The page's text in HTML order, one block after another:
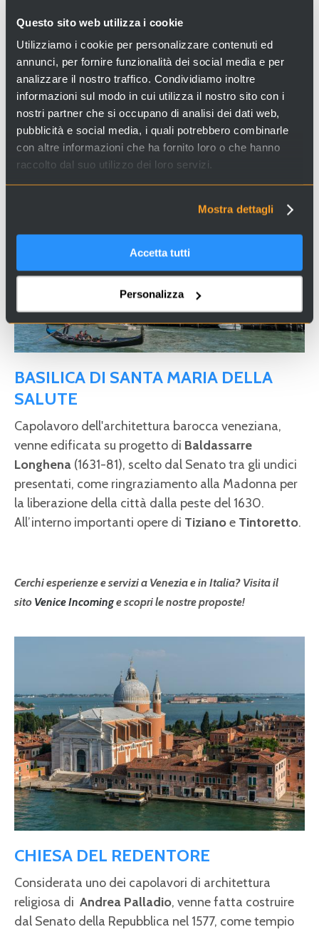
Questo sito web utilizza i cookie
Utilizziamo i cookie per personalizzare contenuti ed
annunci, per fornire funzionalità dei social media e per
analizzare il nostro traffico. Condividiamo inoltre
informazioni sul modo in cui utilizza il nostro sito con i
nostri partner che si occupano di analisi dei dati web,
pubblicità e social media, i quali potrebbero combinarle
con altre informazioni che ha fornito loro o che hanno
raccolto dal suo utilizzo dei loro servizi.
Mostra dettagli
Accetta tutti
Personalizza
All’interno, opere delTiepolo, sculture rococò e una
splendida pala del Piazzetta.
Cerchi esperienze e servizi a Venezia e in Italia? Visita il
sitoVenice Incominge scopri le nostre proposte!
BASILICA DI SANTA MARIA DELLA
SALUTE
Capolavoro dell'architettura barocca veneziana,
venne edificata su progetto di Baldassarre
Longhena (1631-81), scelto dal Senato tra gli undici
presentati, come ringraziamento alla Madonna per
la liberazione della città dalla peste del 1630.
All’interno importanti opere di Tizianoe Tintoretto.
Cerchi esperienze e servizi a Venezia e in Italia? Visita il
sito Venice Incominge scopri le nostre proposte!
CHIESA DEL REDENTORE
Considerata uno dei capolavori di architettura
religiosa di Andrea Palladio, venne fatta costruire
dal Senato della Repubblica nel 1577, come tempio